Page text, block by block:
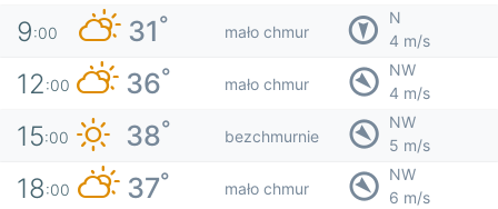
9:00 31° mało chmur
N
4 m/s
12:00 36° mało chmur
NW
4 m/s
15:00 38° bezchmurnie
NW
5 m/s
18:00 37° mało chmur
NW
6 m/s